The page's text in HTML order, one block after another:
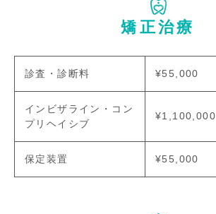
矯正治療
診査・診断料 ¥55,000
インビザライン・コン
プリヘイシブ
¥1,100,000
保定装置 ¥55,000